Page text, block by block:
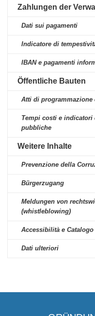
Zahlungen der
Dati sui pagamenti
Indicatore di
IBAN e pagamenti
Öffentliche Bauten
Atti di
Tempi costi e indicatori
pubbliche
Weitere Inhalte
Prevenzione della
Bürgerzugang
Meldungen von
(whistleblowing)
Accessibilità e
Dati ulteriori